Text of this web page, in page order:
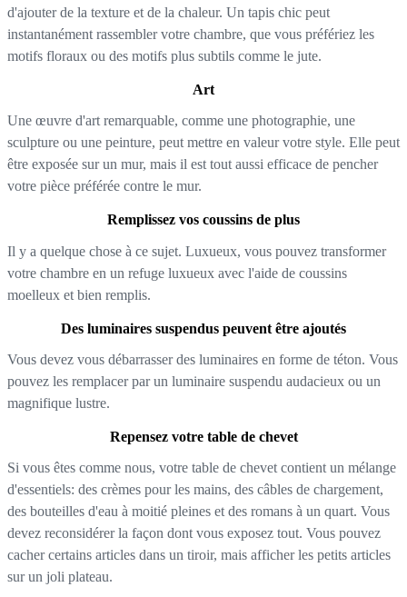
d'ajouter de la texture et de la chaleur. Un tapis chic peut
instantanément rassembler votre chambre, que vous préfériez les
motifs floraux ou des motifs plus subtils comme le jute.
Art
Une œuvre d'art remarquable, comme une photographie, une
sculpture ou une peinture, peut mettre en valeur votre style. Elle peut
être exposée sur un mur, mais il est tout aussi efficace de pencher
votre pièce préférée contre le mur.
Remplissez vos coussins de plus
Il y a quelque chose à ce sujet. Luxueux, vous pouvez transformer
votre chambre en un refuge luxueux avec l'aide de coussins
moelleux et bien remplis.
Des luminaires suspendus peuvent être ajoutés
Vous devez vous débarrasser des luminaires en forme de téton. Vous
pouvez les remplacer par un luminaire suspendu audacieux ou un
magnifique lustre.
Repensez votre table de chevet
Si vous êtes comme nous, votre table de chevet contient un mélange
d'essentiels: des crèmes pour les mains, des câbles de chargement,
des bouteilles d'eau à moitié pleines et des romans à un quart. Vous
devez reconsidérer la façon dont vous exposez tout. Vous pouvez
cacher certains articles dans un tiroir, mais afficher les petits articles
sur un joli plateau.